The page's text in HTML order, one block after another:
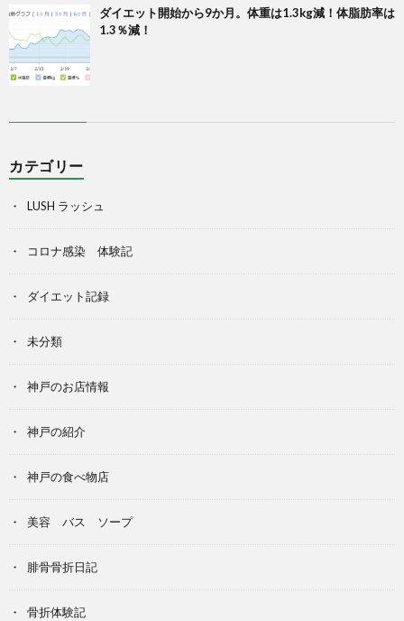
ダイエット開始から9か月。体重は1.3kg減！体脂肪率は
1.3％減！
カテゴリー
LUSH ラッシュ
コロナ感染 体験記
ダイエット記録
未分類
神戸のお店情報
神戸の紹介
神戸の食べ物店
美容 バス ソープ
腓骨骨折日記
骨折体験記